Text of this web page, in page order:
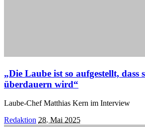
„Die Laube ist so aufgestellt, dass
überdauern wird“
Laube-Chef Matthias Kern im Interview
Posted
Redaktion 28. Mai 2025